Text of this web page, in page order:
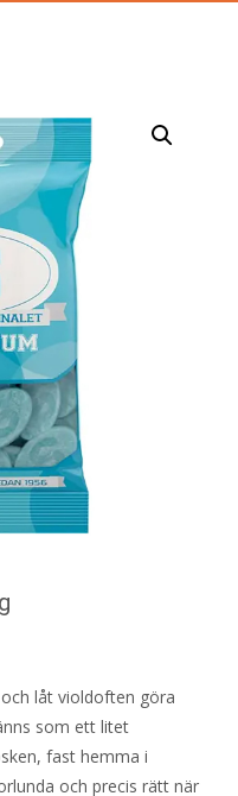
låt violdoften göra
som ett litet
fast hemma i
och precis rätt när